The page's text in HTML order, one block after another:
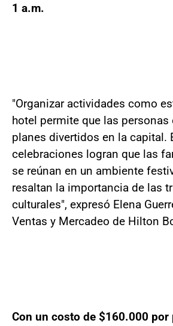
1 a.m.
"Organizar actividades como
hotel permite que las personas
planes divertidos en la capital.
celebraciones logran que las
se reúnan en un ambiente
resaltan la importancia de las
culturales", expresó Elena
Ventas y Mercadeo de Hilton
Con un costo de $160.000 por